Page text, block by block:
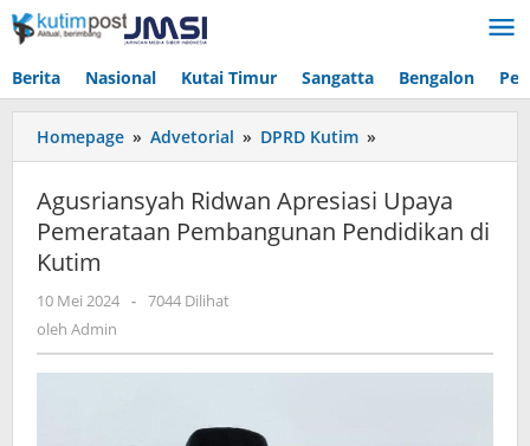
Lewati
ke
Berita Nasional Kutai Timur Sangatta Bengalon
Homepage » Advetorial » DPRD Kutim »
Ridwan
Upaya
Pemerataan
Agusriansyah Ridwan Apresiasi Upaya
Pemerataan Pembangunan Pendidikan di
Kutim
10 Mei 2024 oleh
- 7044 Dilihat
oleh Admin